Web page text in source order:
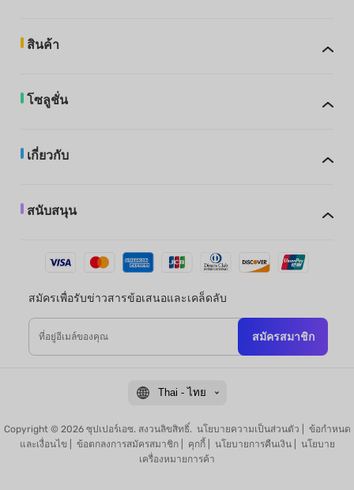
สินค้า
โซลูชั่น
เกี่ยวกับ
สนับสนุน
สมัครเพื่อรับข่าวสารข้อเสนอและเคล็ดลับ
สมัครสมาชิก
Thai - ไทย
Copyright © 2026 ซุปเปอร์เอซ. สงวนลิขสิทธิ์. นโยบายความเป็นส่วนตัว
ข้อกำหนด
และเงื่อนไข
ข้อตกลงการสมัครสมาชิก| คุกกี้| นโยบายการคืนเงิน| นโยบาย
เครื่องหมายการค้า